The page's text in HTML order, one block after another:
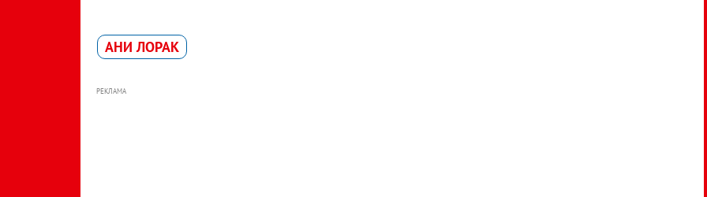
АНИ ЛОРАК
РЕКЛАМА